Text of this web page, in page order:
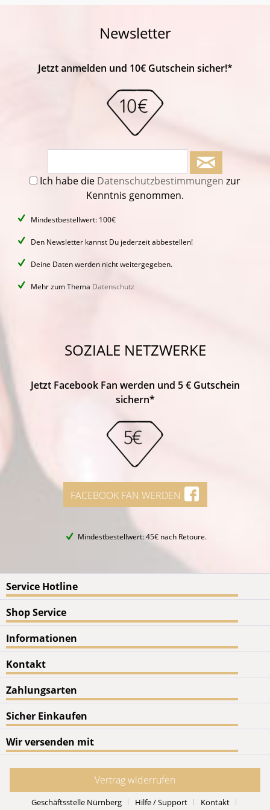
Newsletter
Jetzt anmelden und 10€ Gutschein sicher!*
Ich habe die Datenschutzbestimmungen zur
Kenntnis genommen.
Mindestbestellwert: 100€
Den Newsletter kannst Du jederzeit abbestellen!
Deine Daten werden nicht weitergegeben.
Mehr zum Thema Datenschutz
SOZIALE NETZWERKE
Jetzt Facebook Fan werden und 5 € Gutschein
sichern*
FACEBOOK FAN WERDEN
Mindestbestellwert: 45€ nach Retoure.
Service Hotline
Shop Service
Informationen
Kontakt
Zahlungsarten
Sicher Einkaufen
Wir versenden mit
Vertrag widerrufen
Geschäftsstelle Nürnberg Hilfe / Support Kontakt